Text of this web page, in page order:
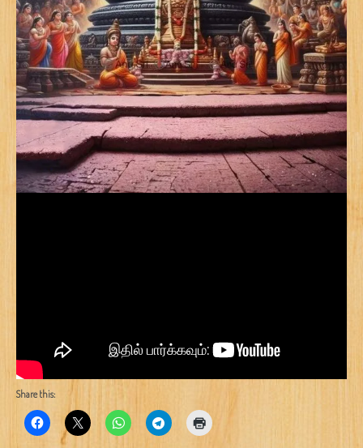
Share this: